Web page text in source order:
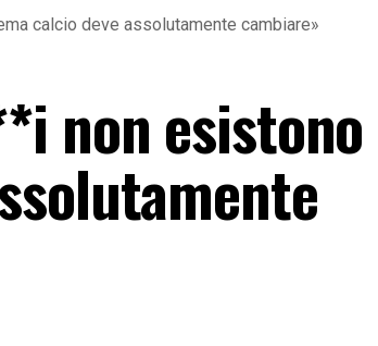
calcio deve assolutamente cambiare»
non